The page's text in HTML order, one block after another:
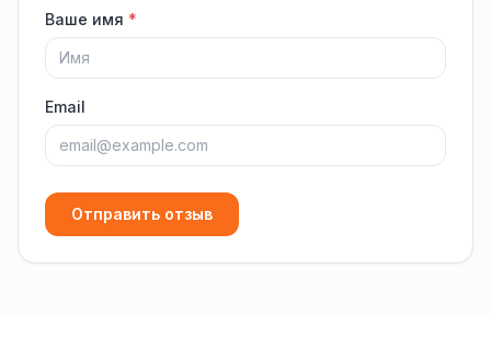
Ваше имя *
Email
Отправить отзыв